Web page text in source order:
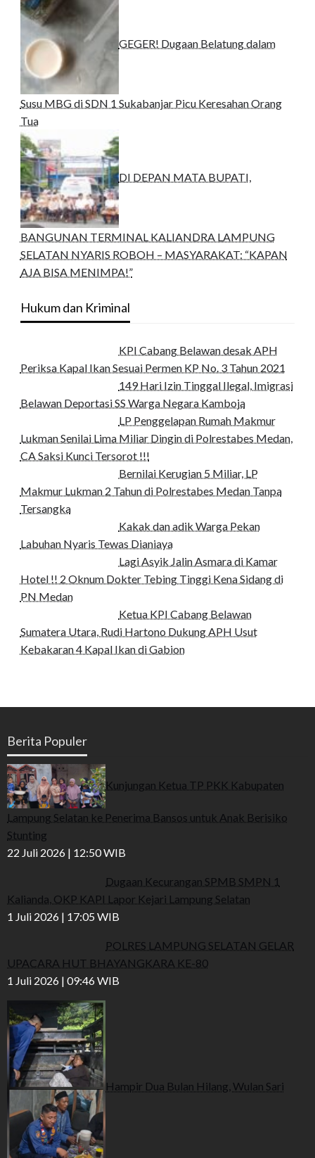
GEGER! Dugaan Belatung dalam
Susu MBG di SDN 1 Sukabanjar Picu Keresahan Orang
Tua
DI DEPAN MATA BUPATI,
BANGUNAN TERMINAL KALIANDRA LAMPUNG
SELATAN NYARIS ROBOH – MASYARAKAT: “KAPAN
AJA BISA MENIMPA!”
Hukum dan Kriminal
KPI Cabang Belawan desak APH
Periksa Kapal Ikan Sesuai Permen KP No. 3 Tahun 2021
149 Hari Izin Tinggal Ilegal, Imigrasi
Belawan Deportasi SS Warga Negara Kamboja
LP Penggelapan Rumah Makmur
Lukman Senilai Lima Miliar Dingin di Polrestabes Medan,
CA Saksi Kunci Tersorot !!!
Bernilai Kerugian 5 Miliar, LP
Makmur Lukman 2 Tahun di Polrestabes Medan Tanpa
Tersangka
Kakak dan adik Warga Pekan
Labuhan Nyaris Tewas Dianiaya
Lagi Asyik Jalin Asmara di Kamar
Hotel !! 2 Oknum Dokter Tebing Tinggi Kena Sidang di
PN Medan
Ketua KPI Cabang Belawan
Sumatera Utara, Rudi Hartono Dukung APH Usut
Kebakaran 4 Kapal Ikan di Gabion
Berita Populer
Kunjungan Ketua TP PKK Kabupaten
Lampung Selatan ke Penerima Bansos untuk Anak Berisiko
Stunting
22 Juli 2026 | 12:50 WIB
Dugaan Kecurangan SPMB SMPN 1
Kalianda, OKP KAPI Lapor Kejari Lampung Selatan
1 Juli 2026 | 17:05 WIB
POLRES LAMPUNG SELATAN GELAR
UPACARA HUT BHAYANGKARA KE-80
1 Juli 2026 | 09:46 WIB
Hampir Dua Bulan Hilang, Wulan Sari